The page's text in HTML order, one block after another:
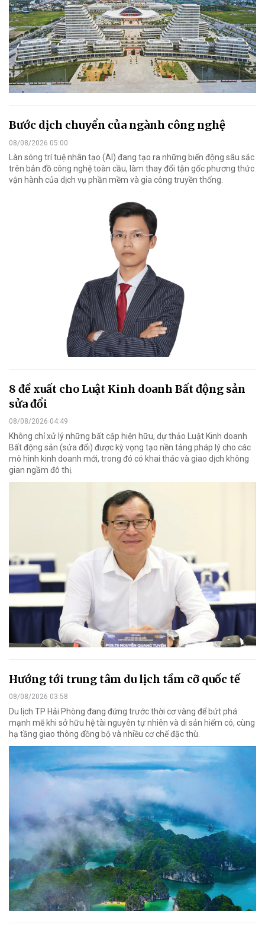
Bước dịch chuyển của ngành công nghệ
08/08/2026 05:00
Làn sóng trí tuệ nhân tạo (AI) đang tạo ra những biến động sâu sắc
trên bản đồ công nghệ toàn cầu, làm thay đổi tận gốc phương thức
vận hành của dịch vụ phần mềm và gia công truyền thống.
8 đề xuất cho Luật Kinh doanh Bất động sản
sửa đổi
08/08/2026 04:49
Không chỉ xử lý những bất cập hiện hữu, dự thảo Luật Kinh doanh
Bất động sản (sửa đổi) được kỳ vọng tạo nền tảng pháp lý cho các
mô hình kinh doanh mới, trong đó có khai thác và giao dịch không
gian ngầm đô thị.
Hướng tới trung tâm du lịch tầm cỡ quốc tế
08/08/2026 03:58
Du lịch TP Hải Phòng đang đứng trước thời cơ vàng để bứt phá
mạnh mẽ khi sở hữu hệ tài nguyên tự nhiên và di sản hiếm có, cùng
hạ tầng giao thông đồng bộ và nhiều cơ chế đặc thù.